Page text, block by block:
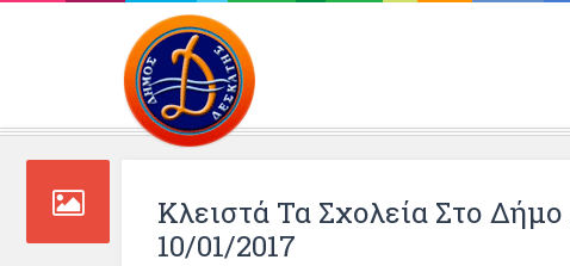
Κλειστά Τα Σχολεία Στο
10/01/2017